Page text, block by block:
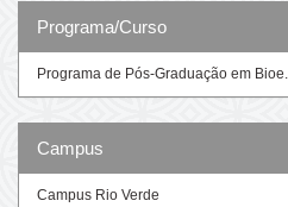
Programa/Curso
Programa de Pós-Graduação em Bioe...
Campus
Campus Rio Verde